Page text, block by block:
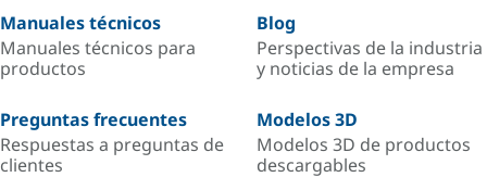
Manuales técnicos
Manuales técnicos para
productos
Blog
Perspectivas de la industria
y noticias de la empresa
Preguntas frecuentes
Respuestas a preguntas de
clientes
Modelos 3D
Modelos 3D de productos
descargables